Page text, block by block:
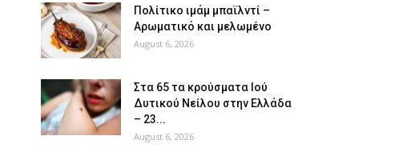
Πολίτικο ιμάμ μπαϊλντί –
Αρωματικό και μελωμένο
August 6, 2026
Στα 65 τα κρούσματα Ιού
Δυτικού Νείλου στην Ελλάδα
– 23...
August 6, 2026